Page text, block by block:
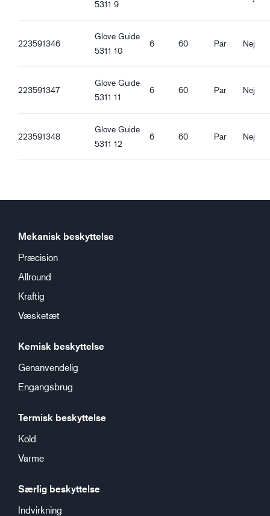
5311 9
223591346
Glove Guide
5311 10
6 60 Par Nej
223591347
Glove Guide
5311 11
6 60 Par Nej
223591348
Glove Guide
5311 12
6 60 Par Nej
Mekanisk beskyttelse
Præcision
Allround
Kraftig
Væsketæt
Kemisk beskyttelse
Genanvendelig
Engangsbrug
Termisk beskyttelse
Kold
Varme
Særlig beskyttelse
Indvirkning